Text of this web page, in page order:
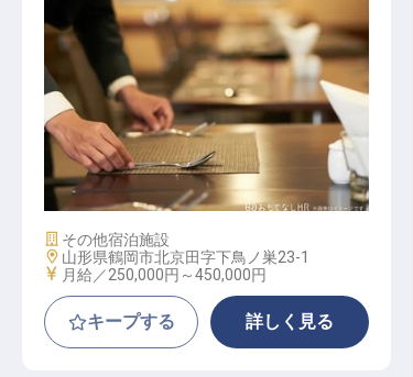
マネジメント スタッフ
施設業態
その他宿泊施設
勤務地
山形県鶴岡市北京田字下鳥ノ巣23-1
給与
月給／250,000円～450,000円
キープする 詳しく見る